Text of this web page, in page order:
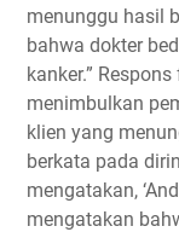
menunggu hasil
bahwa dokter
kanker.”
menimbulkan
klien yang
berkata pada
mengatakan,
mengatakan